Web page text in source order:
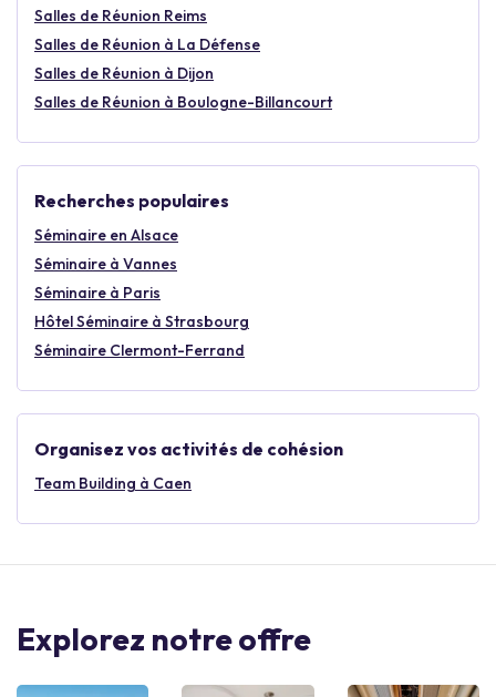
Salles de Réunion Reims
Salles de Réunion à La Défense
Salles de Réunion à Dijon
Salles de Réunion à Boulogne-Billancourt
Recherches populaires
Séminaire en Alsace
Séminaire à Vannes
Séminaire à Paris
Hôtel Séminaire à Strasbourg
Séminaire Clermont-Ferrand
Organisez vos activités de cohésion
Team Building à Caen
Explorez notre offre